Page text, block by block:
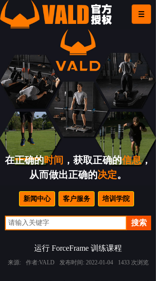
在正确的时间 ，获取正确的信息，
从而做出正确的决定。
新闻中心 客户服务 培训学院
搜索
运行 ForceFrame 训练课程
来源: 作者:VALD 发布时间: 2022-01-04 1433 次浏览